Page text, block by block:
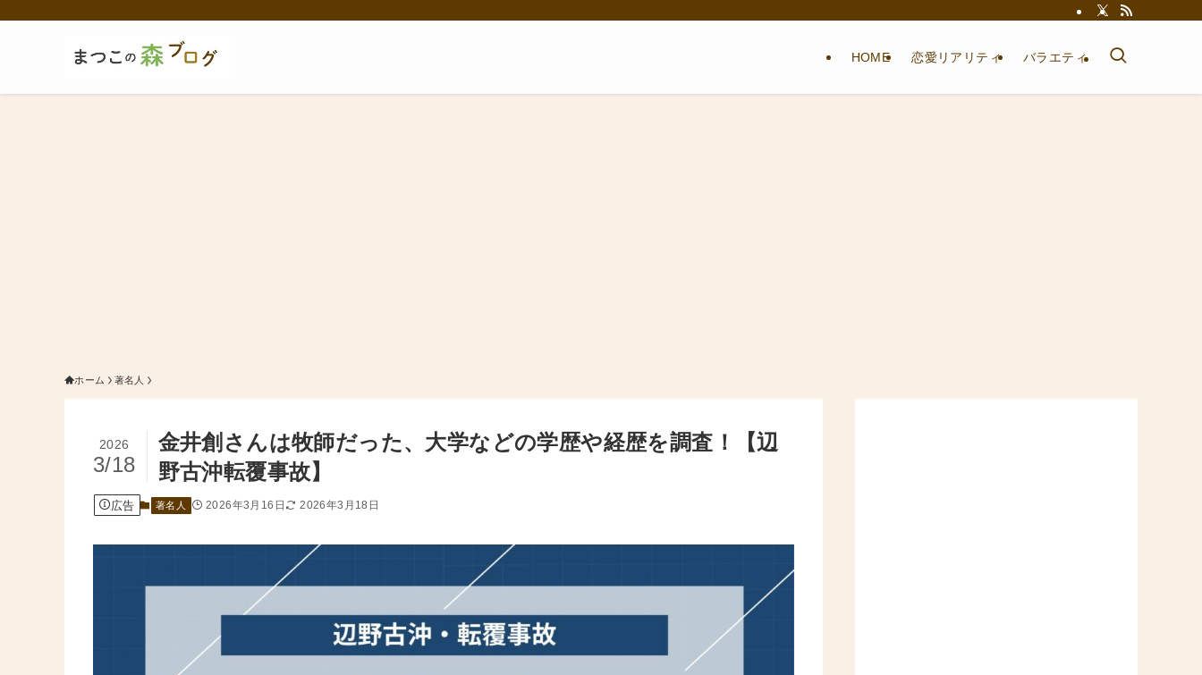
HOME 恋愛リアリティ バラエティ
ホーム 著名人
金井創さんは牧師だった、大学などの学歴や経歴を調査！【辺
野古沖転覆事故】
2026
3/18
広告 著名人 2026年3月16日 2026年3月18日